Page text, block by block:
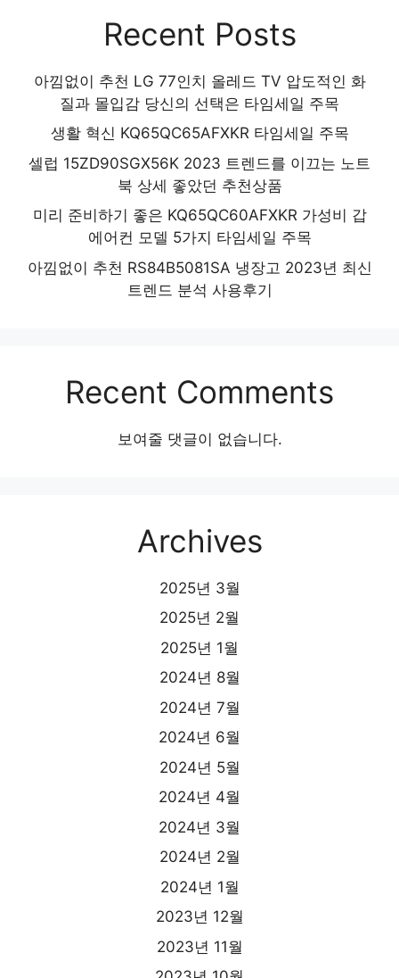
Recent Posts
아낌없이 추천 LG 77인치 올레드 TV 압도적인 화
질과 몰입감 당신의 선택은 타임세일 주목
생활 혁신 KQ65QC65AFXKR 타임세일 주목
셀럽 15ZD90SGX56K 2023 트렌드를 이끄는 노트
북 상세 좋았던 추천상품
미리 준비하기 좋은 KQ65QC60AFXKR 가성비 갑
에어컨 모델 5가지 타임세일 주목
아낌없이 추천 RS84B5081SA 냉장고 2023년 최신
트렌드 분석 사용후기
Recent Comments
보여줄 댓글이 없습니다.
Archives
2025년 3월
2025년 2월
2025년 1월
2024년 8월
2024년 7월
2024년 6월
2024년 5월
2024년 4월
2024년 3월
2024년 2월
2024년 1월
2023년 12월
2023년 11월